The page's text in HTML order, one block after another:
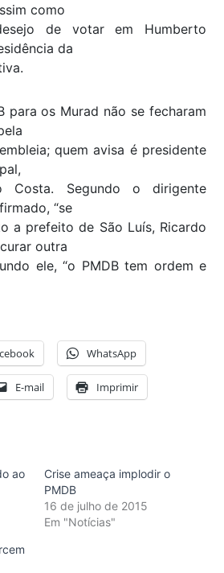
como
de votar em Humberto
da
para os Murad não se fecharam
quem avisa é presidente
Costa. Segundo o dirigente
“se
a prefeito de São Luís, Ricardo
outra
ele, “o PMDB tem ordem e
WhatsApp
E-mail Imprimir
ao
Crise ameaça implodir o
PMDB
16 de julho de 2015
Em "Notícias"